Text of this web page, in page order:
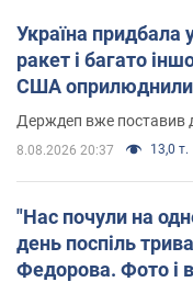
Україна придбала
ракет і багато
США оприлюднили
Держдеп вже поставив
8.08.2026 20:37 13,0 т.
"Нас почули на
день поспіль
Федорова. Фото і